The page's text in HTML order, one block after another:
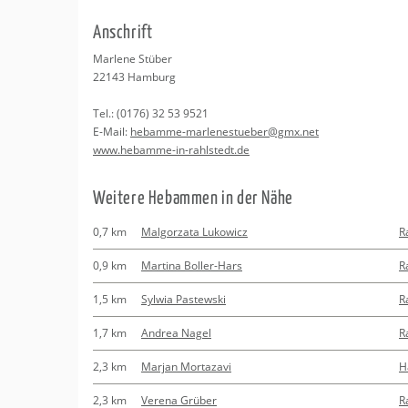
Beratung
Regionale Tipps
An­schrift
Mar­le­ne Stü­ber
22143 Ham­burg
Tel.:(0176) 32 53 9521
E-Mail: heb­am­me-mar­le­nes­tu­e­ber@​gmx.​net
www.​hebamme-​in-​rahlstedt.​de
Wei­te­re Heb­am­men in der Nähe
0,7 km Malgorzata Lukowicz
0,9 km Martina Boller-Hars
1,5 km Sylwia Pastewski
1,7 km Andrea Nagel
2,3 km Marjan Mortazavi
2,3 km Verena Grüber